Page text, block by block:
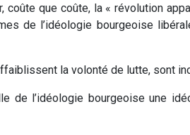
que coûte, la « révolution
de l’idéologie bourgeoise
la volonté de lutte, sont
de l’idéologie bourgeoise une